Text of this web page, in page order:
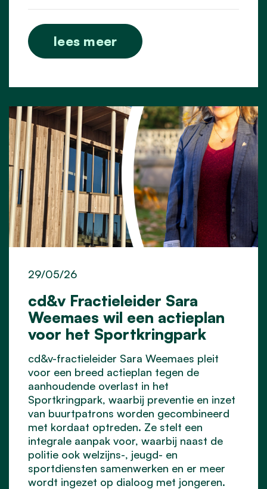
lees meer
cd&v Fractieleider Sara
Weemaes wil een actieplan
voor het Sportkringpark
29/05/26
cd&v-fractieleider Sara Weemaes pleit
voor een breed actieplan tegen de
aanhoudende overlast in het
Sportkringpark, waarbij preventie en inzet
van buurtpatrons worden gecombineerd
met kordaat optreden. Ze stelt een
integrale aanpak voor, waarbij naast de
politie ook welzijns-, jeugd- en
sportdiensten samenwerken en er meer
wordt ingezet op dialoog met jongeren.